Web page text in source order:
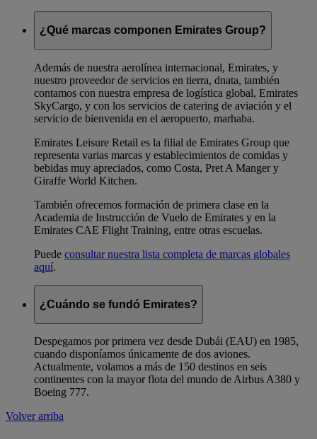
¿Qué marcas componen Emirates Group?
Además de nuestra aerolínea internacional, Emirates, y
nuestro proveedor de servicios en tierra, dnata, también
contamos con nuestra empresa de logística global, Emirates
SkyCargo, y con los servicios de catering de aviación y el
servicio de bienvenida en el aeropuerto, marhaba.
Emirates Leisure Retail es la filial de Emirates Group que
representa varias marcas y establecimientos de comidas y
bebidas muy apreciados, como Costa, Pret A Manger y
Giraffe World Kitchen.
También ofrecemos formación de primera clase en la
Academia de Instrucción de Vuelo de Emirates y en la
Emirates CAE Flight Training, entre otras escuelas.
Puede consultar nuestra lista completa de marcas globales
aquí.
¿Cuándo se fundó Emirates?
Despegamos por primera vez desde Dubái (EAU) en 1985,
cuando disponíamos únicamente de dos aviones.
Actualmente, volamos a más de 150 destinos en seis
continentes con la mayor flota del mundo de Airbus A380 y
Boeing 777.
Volver arriba